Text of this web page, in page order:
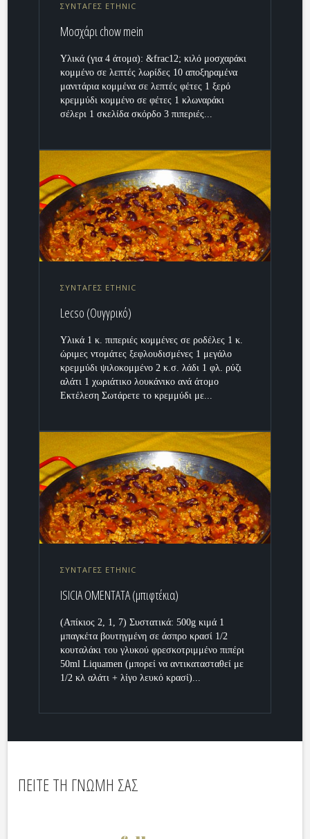
ΣΥΝΤΑΓΕΣ ETHNIC
Μοσχάρι chow mein
Υλικά (για 4 άτομα): &frac12; κιλό μοσχαράκι
κομμένο σε λεπτές λωρίδες 10 αποξηραμένα
μανιτάρια κομμένα σε λεπτές φέτες 1 ξερό
κρεμμύδι κομμένο σε φέτες 1 κλωναράκι
σέλερι 1 σκελίδα σκόρδο 3 πιπεριές...
ΣΥΝΤΑΓΕΣ ETHNIC
Lecso (Ουγγρικό)
Υλικά 1 κ. πιπεριές κομμένες σε ροδέλες 1 κ.
ώριμες ντομάτες ξεφλουδισμένες 1 μεγάλο
κρεμμύδι ψιλοκομμένο 2 κ.σ. λάδι 1 φλ. ρύζι
αλάτι 1 χωριάτικο λουκάνικο ανά άτομο
Εκτέλεση Σωτάρετε το κρεμμύδι με...
ΣΥΝΤΑΓΕΣ ETHNIC
ISICIA OMENTATA (μπιφτέκια)
(Απίκιος 2, 1, 7) Συστατικά: 500g κιμά 1
μπαγκέτα βουτηγμένη σε άσπρο κρασί 1/2
κουταλάκι του γλυκού φρεσκοτριμμένο πιπέρι
50ml Liquamen (μπορεί να αντικατασταθεί με
1/2 κλ αλάτι + λίγο λευκό κρασί)...
ΠΕΙΤΕ ΤΗ ΓΝΩΜΗ ΣΑΣ